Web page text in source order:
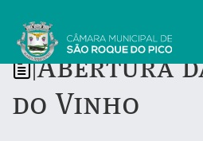
Abertura
do Vinho